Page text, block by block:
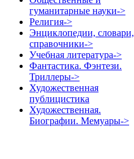
гуманитарные науки->
Религия->
Энциклопедии, словари,
справочники->
Учебная литература->
Фантастика. Фэнтези.
Триллеры->
Художественная
публицистика
Художественная.
Биографии. Мемуары->